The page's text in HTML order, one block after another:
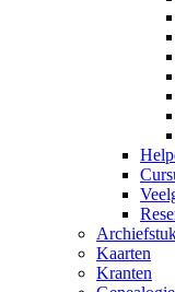
Kaarten
Kranten